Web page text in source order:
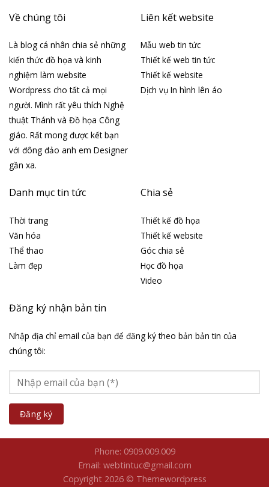
Về chúng tôi
Là blog cá nhân chia sẻ những
kiến thức đồ họa và kinh
nghiệm làm website
Wordpress cho tất cả mọi
người. Mình rất yêu thích Nghệ
thuật Thánh và Đồ họa Công
giáo. Rất mong được kết bạn
với đông đảo anh em Designer
gần xa.
Liên kết website
Mẫu web tin tức
Thiết kế web tin tức
Thiết kế website
Dịch vụ In hình lên áo
Danh mục tin tức
Thời trang
Văn hóa
Thể thao
Làm đẹp
Chia sẻ
Thiết kế đồ họa
Thiết kế website
Góc chia sẻ
Học đồ họa
Video
Đăng ký nhận bản tin
Nhập địa chỉ email của bạn để đăng ký theo bản bản tin của
chúng tôi:
Phone: 0909.009.009
Email: webtintuc@gmail.com
Copyright 2026 © Themewordpress